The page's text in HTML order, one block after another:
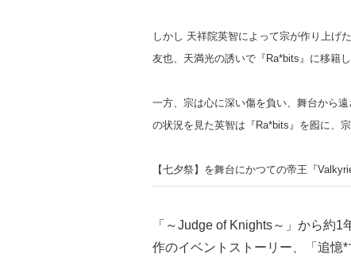
しかし 天祥院英智によって宗が作り上
友也、天満光の誘いで『Ra*bits』に移籍
一方、宗は心に深い傷を負い、舞台から
の状況を見た英智は『Ra*bits』を囮に、
【七夕祭】を舞台にかつての帝王『
「～Judge of Knights～」から約
作のイベントストーリー、「追憶